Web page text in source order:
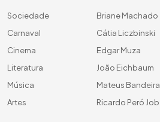
Sociedade
Carnaval
Cinema
Literatura
Música
Artes
Briane Machado
Cátia Liczbinski
Edgar Muza
João Eichbaum
Mateus Bandeira
Ricardo Peró Job